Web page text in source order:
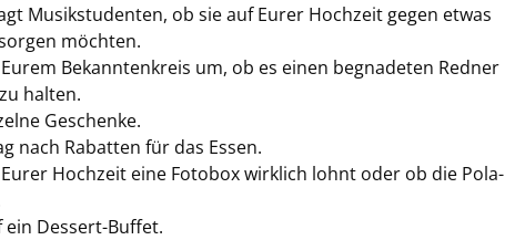
Mu­sik­stu­den­ten, ob sie auf Eurer Hoch­zeit gegen etwas
möch­ten.
Be­kann­ten­kreis um, ob es einen be­gna­de­ten Red­ner
hal­ten.
Ge­schen­ke.
nach Ra­bat­ten für das Essen.
Hoch­zeit eine Fo­to­box wirk­lich lohnt oder ob die Po­la­
Dessert-​Buffet.